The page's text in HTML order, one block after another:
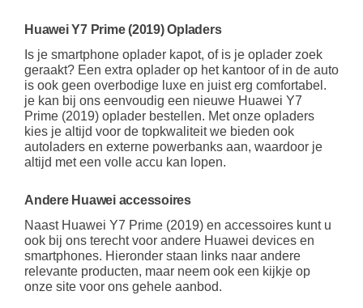
Huawei Y7 Prime (2019) Opladers
Is je smartphone oplader kapot, of is je oplader zoek
geraakt? Een extra oplader op het kantoor of in de auto
is ook geen overbodige luxe en juist erg comfortabel.
je kan bij ons eenvoudig een nieuwe Huawei Y7
Prime (2019) oplader bestellen. Met onze opladers
kies je altijd voor de topkwaliteit we bieden ook
autoladers en externe powerbanks aan, waardoor je
altijd met een volle accu kan lopen.
Andere Huawei accessoires
Naast Huawei Y7 Prime (2019) en accessoires kunt u
ook bij ons terecht voor andere Huawei devices en
smartphones. Hieronder staan links naar andere
relevante producten, maar neem ook een kijkje op
onze site voor ons gehele aanbod.